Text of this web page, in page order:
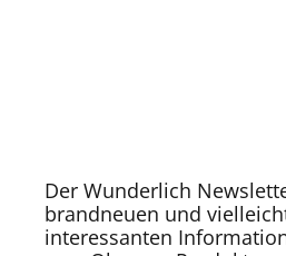
Der Wunderlich
brandneuen und
interessanten